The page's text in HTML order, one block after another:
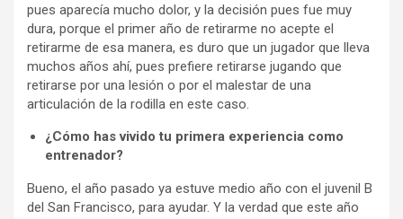
pues aparecía mucho dolor, y la decisión pues fue muy
dura, porque el primer año de retirarme no acepte el
retirarme de esa manera, es duro que un jugador que lleva
muchos años ahí, pues prefiere retirarse jugando que
retirarse por una lesión o por el malestar de una
articulación de la rodilla en este caso.
¿Cómo has vivido tu primera experiencia como
entrenador?
Bueno, el año pasado ya estuve medio año con el juvenil B
del San Francisco, para ayudar. Y la verdad que este año